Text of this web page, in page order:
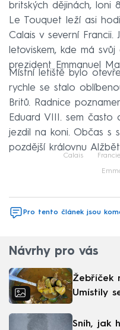
britských dějinách, loni
Le Touquet leží asi
Calais v severní Francii.
letoviskem, kde má
prezident Emmanuel
Místní letiště bylo
rychle se stalo
Britů. Radnice
Eduard VIII. sem
jezdil na koni. Občas s
pozdější královnu
Calais Francie
Pro tento článek jsou
Návrhy pro vás
Žebříček
Umístily
Sníh, jak